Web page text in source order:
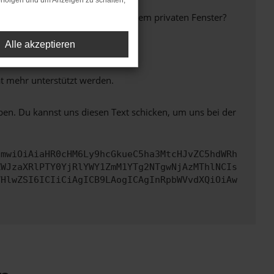
anderen Browser oder in einem privaten Fenster?
mehr unterstützt werden.
Du kannst uns diesen Text schicken, um uns bei der
Alle akzeptieren